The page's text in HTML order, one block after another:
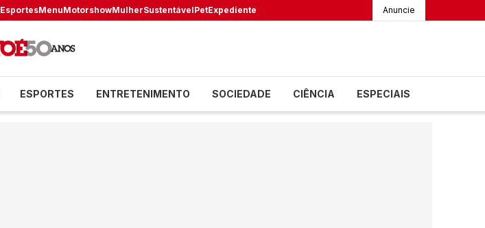
EsportesMenuMotorshowMulherSustentávelPetExpediente Anuncie
ESPORTES ENTRETENIMENTO SOCIEDADE CIÊNCIA ESPECIAIS